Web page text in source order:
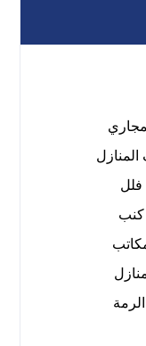
كنب